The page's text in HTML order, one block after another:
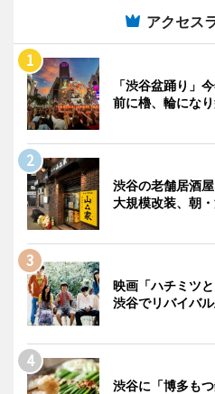
アクセス
「渋谷盆踊り」
前に櫓、輪にな
渋谷の老舗居酒
大規模改装、朝
映画「ハチミツ
渋谷でリバイバ
渋谷に「博多も